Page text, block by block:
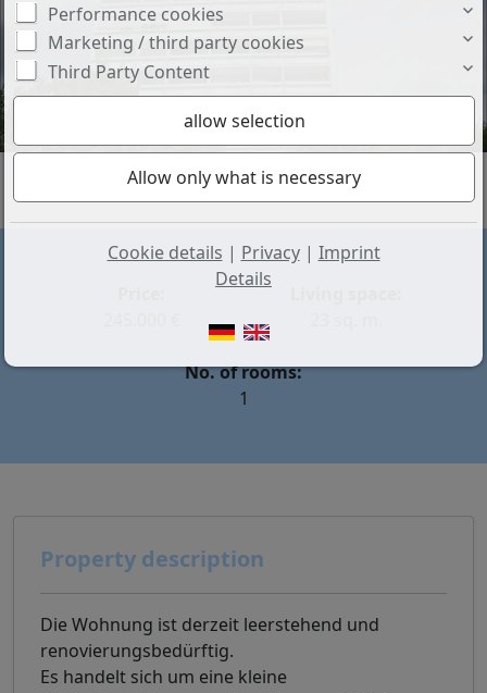
No. of rooms:
1
Property description
Die Wohnung ist derzeit leerstehend und
renovierungsbedürftig.
Es handelt sich um eine kleine
Performance cookies
Marketing / third party cookies
Third Party Content
Cookie details | Privacy| Imprint
Details